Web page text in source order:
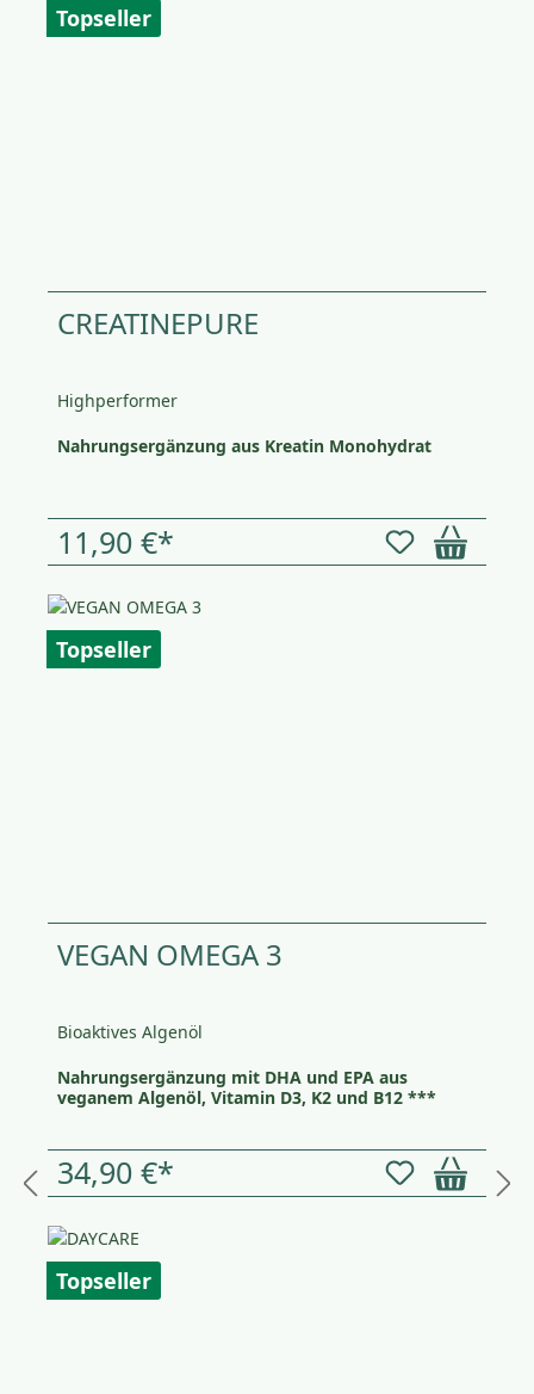
Topseller
CREATINEPURE
Highperformer
Nahrungsergänzung aus Kreatin Monohydrat
11,90 €*
Topseller
VEGAN OMEGA 3
Bioaktives Algenöl
Nahrungsergänzung mit DHA und EPA aus
veganem Algenöl, Vitamin D3, K2 und B12 ***
34,90 €*
Topseller